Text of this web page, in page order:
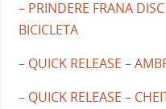
– PRINDERE FRANA
BICICLETA
– QUICK RELEASE –
– QUICK RELEASE –